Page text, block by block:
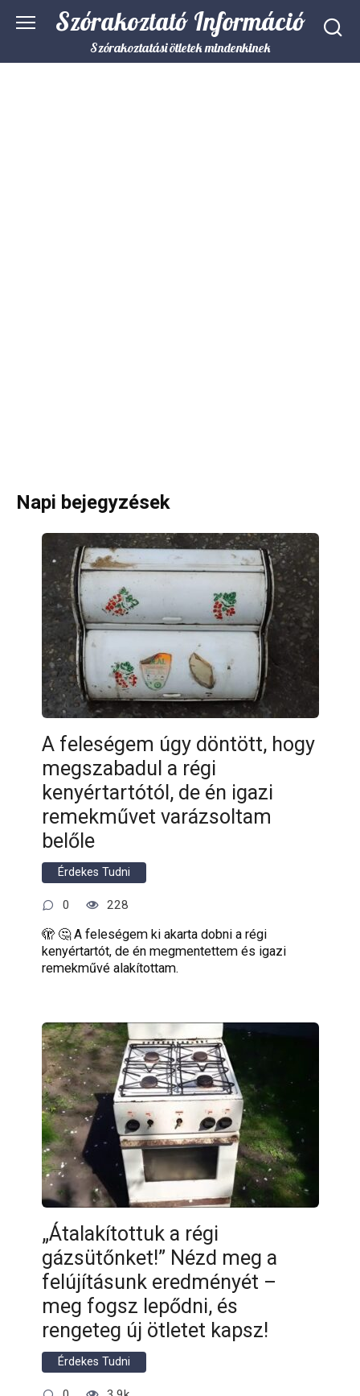
Szórakoztató Információ
Szórakoztatási ötletek mindenkinek
Napi bejegyzések
A feleségem úgy döntött, hogy
megszabadul a régi
kenyértartótól, de én igazi
remekművet varázsoltam
belőle
Érdekes Tudni
0 228
🫣 🤔 A feleségem ki akarta dobni a régi
kenyértartót, de én megmentettem és igazi
remekművé alakítottam.
„Átalakítottuk a régi
gázsütőnket!” Nézd meg a
felújításunk eredményét –
meg fogsz lepődni, és
rengeteg új ötletet kapsz!
Érdekes Tudni